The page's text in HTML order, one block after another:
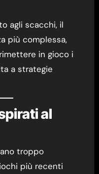
agli scacchi, il
più complessa,
in gioco i
a strategie
al
troppo
più recenti